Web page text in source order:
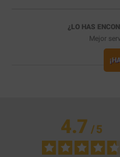
¿LO HAS
Mejor
4.7/5